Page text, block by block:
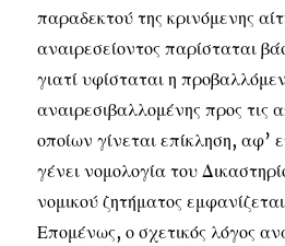
παραδεκτού της κρινόμενης
αναιρεσείοντος παρίσταται
γιατί υφίσταται η
αναιρεσιβαλλομένης προς τις
οποίων γίνεται επίκληση, αφ’
γένει νομολογία του
νομικού ζητήματος
Επομένως, ο σχετικός λόγος